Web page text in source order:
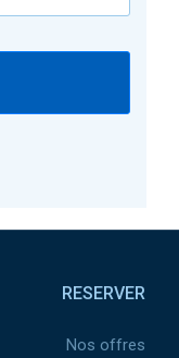
RESERVER
Nos offres